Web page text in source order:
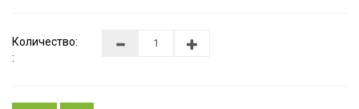
Количество:
: